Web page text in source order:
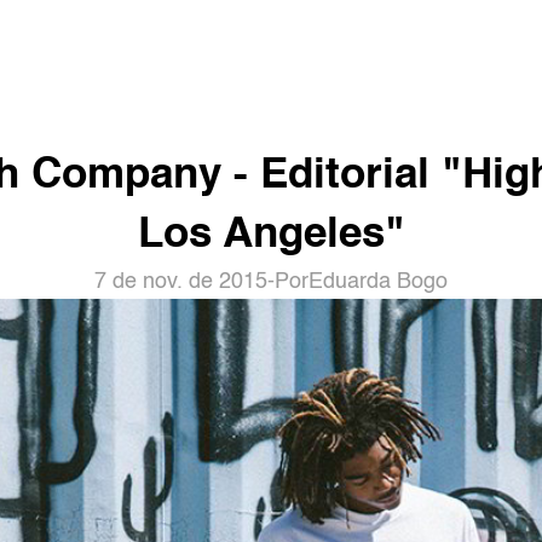
Company - Editorial
Los Angeles"
7 de nov. de 2015- PorEduarda Bogo